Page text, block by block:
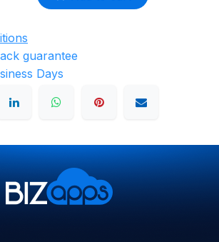
guarantee
Days